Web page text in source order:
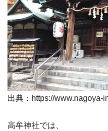
出典：https://www.nagoya-
高牟神社では、